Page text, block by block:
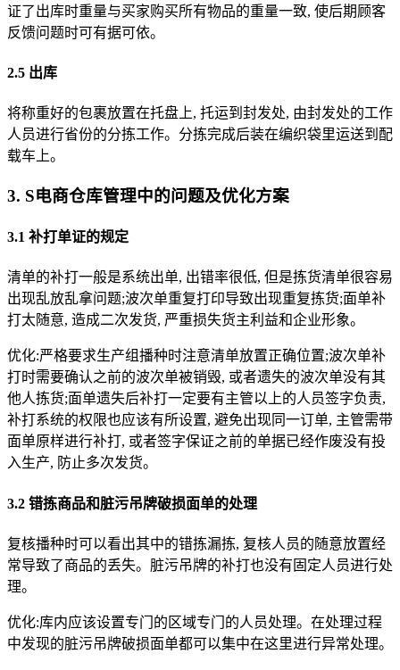
证了出库时重量与买家购买所有物品的重量一致, 使后期顾客
反馈问题时可有据可依。
2.5 出库
将称重好的包裹放置在托盘上, 托运到封发处, 由封发处的工作
人员进行省份的分拣工作。分拣完成后装在编织袋里运送到配
载车上。
3. S电商仓库管理中的问题及优化方案
3.1 补打单证的规定
清单的补打一般是系统出单, 出错率很低, 但是拣货清单很容易
出现乱放乱拿问题;波次单重复打印导致出现重复拣货;面单补
打太随意, 造成二次发货, 严重损失货主利益和企业形象。
优化:严格要求生产组播种时注意清单放置正确位置;波次单补
打时需要确认之前的波次单被销毁, 或者遗失的波次单没有其
他人拣货;面单遗失后补打一定要有主管以上的人员签字负责,
补打系统的权限也应该有所设置, 避免出现同一订单, 主管需带
面单原样进行补打, 或者签字保证之前的单据已经作废没有投
入生产, 防止多次发货。
3.2 错拣商品和脏污吊牌破损面单的处理
复核播种时可以看出其中的错拣漏拣, 复核人员的随意放置经
常导致了商品的丢失。脏污吊牌的补打也没有固定人员进行处
理。
优化:库内应该设置专门的区域专门的人员处理。在处理过程
中发现的脏污吊牌破损面单都可以集中在这里进行异常处理。